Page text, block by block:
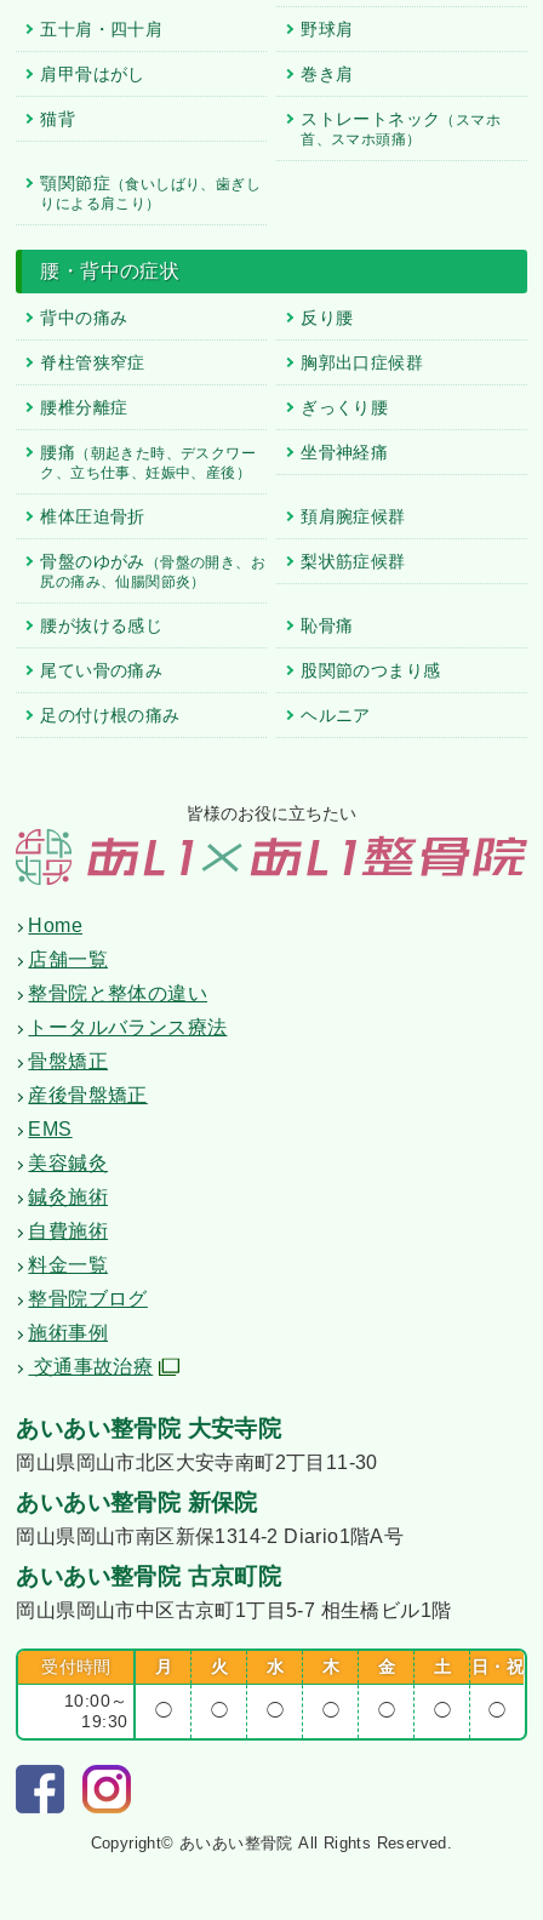
五十肩・四十肩 野球肩
肩甲骨はがし 巻き肩
猫背 ストレートネック
（スマホ
首、スマホ頭痛）
顎関節症 （食いしばり、歯ぎし
りによる肩こり）
腰・背中の症状
背中の痛み 反り腰
脊柱管狭窄症 胸郭出口症候群
腰椎分離症 ぎっくり腰
腰痛 （朝起きた時、デスクワー
ク、立ち仕事、妊娠中、産後）
坐骨神経痛
椎体圧迫骨折 頚肩腕症候群
骨盤のゆがみ
（骨盤の開き、お
尻の痛み、仙腸関節炎）
梨状筋症候群
腰が抜ける感じ 恥骨痛
尾てい骨の痛み 股関節のつまり感
足の付け根の痛み ヘルニア
皆様のお役に立ちたい
Home
店舗一覧
整骨院と整体の違い
トータルバランス療法
骨盤矯正
産後骨盤矯正
EMS
美容鍼灸
鍼灸施術
自費施術
料金一覧
整骨院ブログ
施術事例
交通事故治療
あいあい整骨院 大安寺院
岡山県岡山市北区大安寺南町2丁目11-30
あいあい整骨院 新保院
岡山県岡山市南区新保1314-2 Diario1階A号
あいあい整骨院 古京町院
岡山県岡山市中区古京町1丁目5-7 相生橋ビル1階
受付時間 月 火 水 木 金 土
日・祝
10:00～
19:30
◯ ◯ ◯ ◯ ◯ ◯ ◯
Copyright© あいあい整骨院 All Rights Reserved.